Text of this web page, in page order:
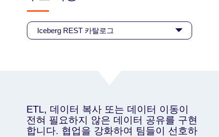
ETL, 데이터 복사 또는 데이터 이동이
전혀 필요하지 않은 데이터 공유를 구현
합니다. 협업을 강화하여 팀들이 선호하